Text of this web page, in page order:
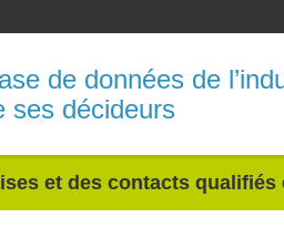
de données de
ses décideurs
et des contacts